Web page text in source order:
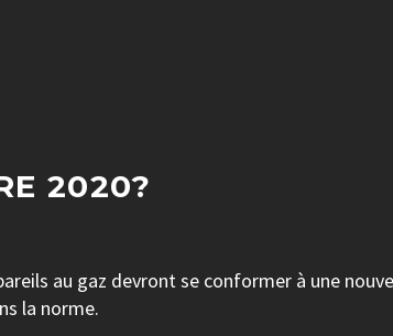
2020?
au gaz devront se conformer à une
la norme.